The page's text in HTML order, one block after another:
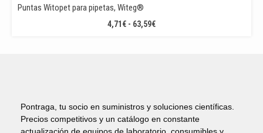
Puntas Witopet para pipetas, Witeg®
4,71 € - 63,59€RANGO
Pontraga, tu socio en suministros y soluciones científicas.
Precios competitivos y un catálogo en constante